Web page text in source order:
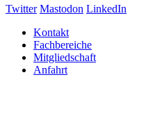
Twitter Mastodon LinkedIn
Kontakt
Fachbereiche
Mitgliedschaft
Anfahrt